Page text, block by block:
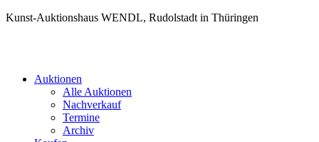
Kunst-Auktionshaus WENDL, Rudolstadt in Thüringen
Auktionen
Alle Auktionen
Nachverkauf
Termine
Archiv